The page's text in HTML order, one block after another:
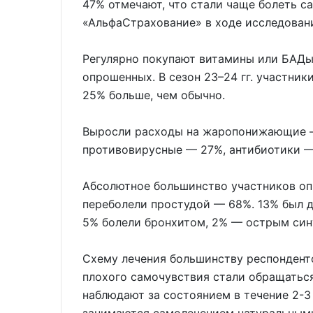
47% отмечают, что стали чаще болеть
«АльфаСтрахование» в ходе
Регулярно покупают витамины или
опрошенных. В сезон 23–24 гг.
25% больше, чем обычно.
Выросли расходы на жаропонижающие
противовирусные — 27%, антибиотики
Абсолютное большинство участников
переболели простудой — 68%. 13% был
5% болели бронхитом, 2% — острым
Схему лечения большинству
плохого самочувствия стали
наблюдают за состоянием в течение 2-